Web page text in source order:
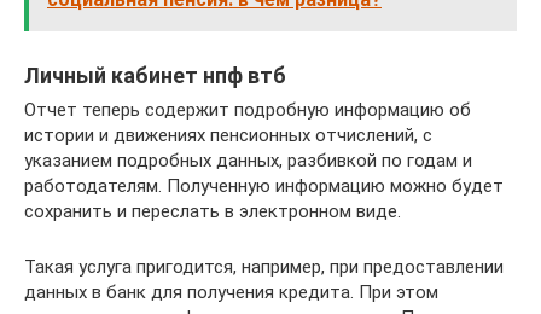
Личный кабинет нпф втб
Отчет теперь содержит подробную информацию об
истории и движениях пенсионных отчислений, с
указанием подробных данных, разбивкой по годам и
работодателям. Полученную информацию можно будет
сохранить и переслать в электронном виде.
Такая услуга пригодится, например, при предоставлении
данных в банк для получения кредита. При этом